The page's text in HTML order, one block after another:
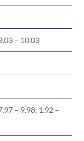
– 10.03
– 9.98; 1.92 –